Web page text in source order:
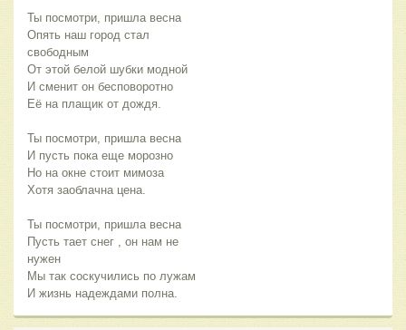
Ты посмотри, пришла весна
Опять наш город стал
свободным
От этой белой шубки модной
И сменит он бесповоротно
Её на плащик от дождя.
Ты посмотри, пришла весна
И пусть пока еще морозно
Но на окне стоит мимоза
Хотя заоблачна цена.
Ты посмотри, пришла весна
Пусть тает снег , он нам не
нужен
Мы так соскучились по лужам
И жизнь надеждами полна.